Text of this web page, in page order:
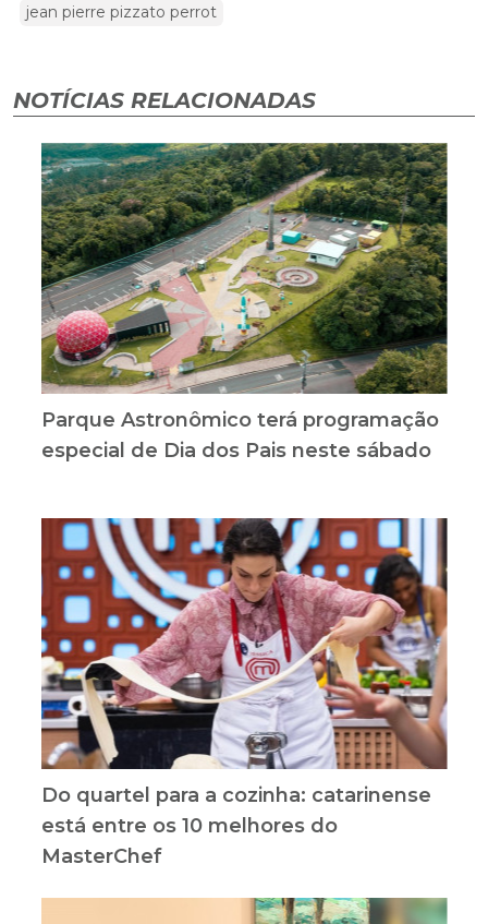
jean pierre pizzato perrot
NOTÍCIAS RELACIONADAS
Parque Astronômico terá programação
especial de Dia dos Pais neste sábado
Do quartel para a cozinha: catarinense
está entre os 10 melhores do
MasterChef